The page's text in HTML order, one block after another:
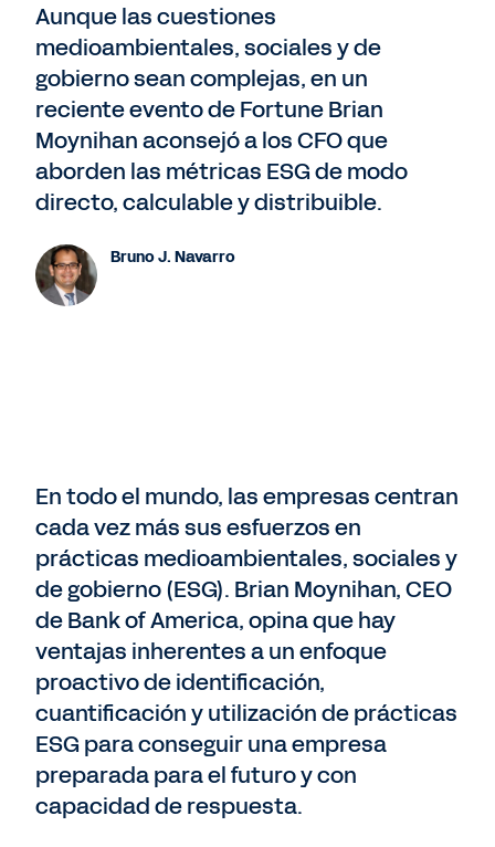
Aunque las cuestiones
medioambientales, sociales y de
gobierno sean complejas, en un
reciente evento de Fortune Brian
Moynihan aconsejó a los CFO que
aborden las métricas ESG de modo
directo, calculable y distribuible.
Bruno J. Navarro
En todo el mundo, las empresas centran
cada vez más sus esfuerzos en
prácticas medioambientales, sociales y
de gobierno (ESG). Brian Moynihan, CEO
de Bank of America, opina que hay
ventajas inherentes a un enfoque
proactivo de identificación,
cuantificación y utilización de prácticas
ESG para conseguir una empresa
preparada para el futuro y con
capacidad de respuesta.